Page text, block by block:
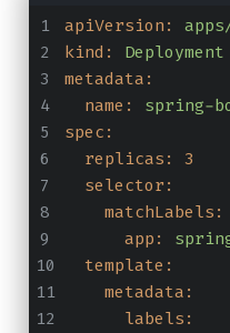
apiVersion:
kind:
Deployment
metadata:
name:
spring-
spec:
replicas:
3
selector:
matchLabels:
app:
template:
metadata:
labels: